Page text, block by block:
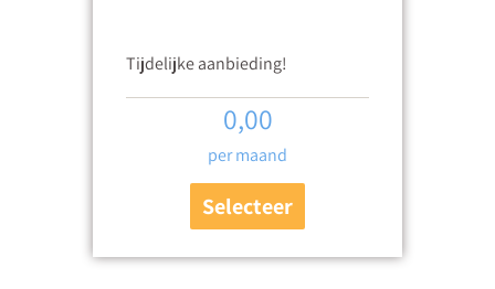
Tijdelijke aanbieding!
0,00
per maand
Selecteer